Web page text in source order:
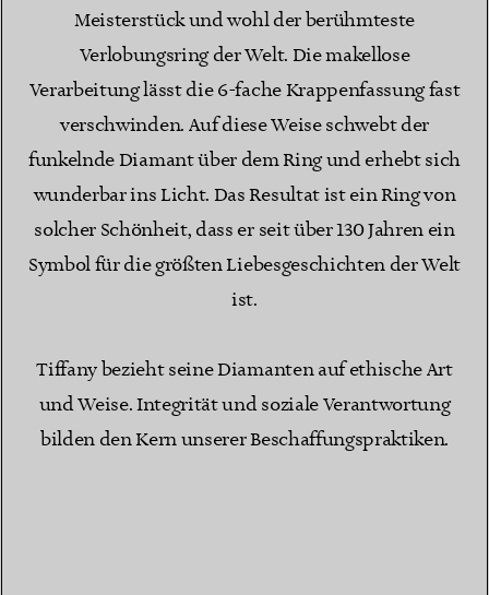
Meisterstück und wohl der berühmteste
Verlobungsring der Welt. Die makellose
Verarbeitung lässt die 6-fache Krappenfassung fast
verschwinden. Auf diese Weise schwebt der
funkelnde Diamant über dem Ring und erhebt sich
wunderbar ins Licht. Das Resultat ist ein Ring von
solcher Schönheit, dass er seit über 130 Jahren ein
Symbol für die größten Liebesgeschichten der Welt
ist.
Tiffany bezieht seine Diamanten auf ethische Art
und Weise. Integrität und soziale Verantwortung
bilden den Kern unserer Beschaffungspraktiken.